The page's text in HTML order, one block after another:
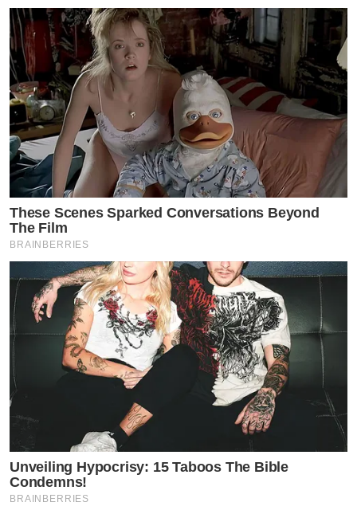
These Scenes Sparked Conversations Beyond
The Film
BRAINBERRIES
Unveiling Hypocrisy: 15 Taboos The Bible
Condemns!
BRAINBERRIES